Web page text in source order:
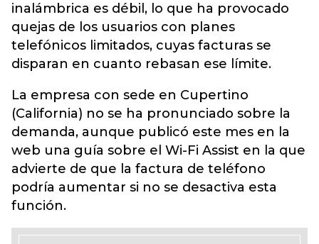
inalámbrica es débil, lo que ha provocado
quejas de los usuarios con planes
telefónicos limitados, cuyas facturas se
disparan en cuanto rebasan ese límite.
La empresa con sede en Cupertino
(California) no se ha pronunciado sobre la
demanda, aunque publicó este mes en la
web una guía sobre el Wi-Fi Assist en la que
advierte de que la factura de teléfono
podría aumentar si no se desactiva esta
función.